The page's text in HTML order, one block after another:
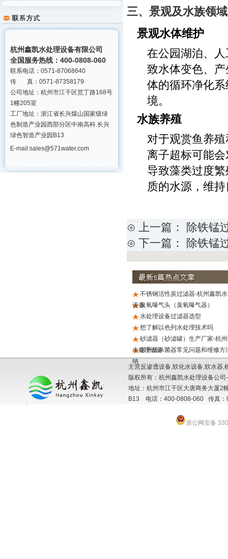
杭州鑫凯水处理设备有限公司
全国服务热线：400-0808-060
联系电话：0571-87068640
传 真：0571-87358179
公司地址：杭州市江干区笕丁路168号
1幢205室
工厂地址：浙江省长兴煤山国家级绿
色制造产业园西部分区中南高科.长兴
绿色智造产业园B13
E-mail:sales@571water.com
三、景观及水族领域
景观水体维护
在公园湖泊、
致水体变色、
体的循环净化
境。
水族养殖
对于观赏鱼养
离子超标可能
导致藻类过度
质的水源，维
⊙ 上一篇： 除铁锰
⊙ 下一篇： 除铁锰
不锈钢活性炭过滤器-杭州鑫凯
设备臭氧曝气头（臭氧曝气器）
水处理设备过滤器选型
想了解以色列水处理技术吗
砂滤器（砂滤罐）生产厂家-杭
水处理设备
紫外线杀菌器常见问题和维修方
纳
主营反渗透设备,软化水设备,软水器
版权所有：杭州鑫凯水处理设备公
地址：杭州市江干区大唐商务大厦2
B13 电话：400-0808-060 传真：
浙公网安备